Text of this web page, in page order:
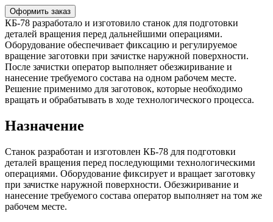
Оформить заказ
КБ-78 разработало и изготовило станок для подготовки
деталей вращения перед дальнейшими операциями.
Оборудование обеспечивает фиксацию и регулируемое
вращение заготовки при зачистке наружной поверхности.
После зачистки оператор выполняет обезжиривание и
нанесение требуемого состава на одном рабочем месте.
Решение применимо для заготовок, которые необходимо
вращать и обрабатывать в ходе технологического процесса.
Назначение
Станок разработан и изготовлен КБ-78 для подготовки
деталей вращения перед последующими технологическими
операциями. Оборудование фиксирует и вращает заготовку
при зачистке наружной поверхности. Обезжиривание и
нанесение требуемого состава оператор выполняет на том же
рабочем месте.